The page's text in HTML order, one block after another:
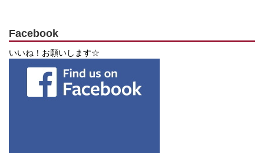
Facebook
いいね！お願いします☆